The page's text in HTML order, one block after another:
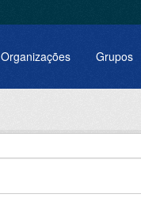
Organizações Grupos